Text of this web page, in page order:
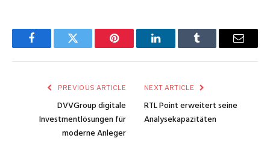
FacebookTwitter Pinterest LinkedInTumblr Email
PREVIOUS ARTICLE
DVVGroup digitale
Investmentlösungen für
moderne Anleger
NEXT ARTICLE
RTL Point erweitert seine
Analysekapazitäten